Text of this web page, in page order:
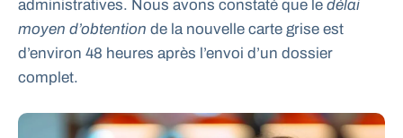
administratives. Nous avons constaté que le délai
moyen d’obtention de la nouvelle carte grise est
d’environ 48 heures après l’envoi d’un dossier
complet.